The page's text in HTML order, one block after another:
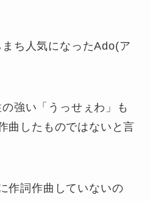
まち人気になったAdo(ア
強い「うっせぇわ」も
曲したものではないと言
作詞作曲していないの